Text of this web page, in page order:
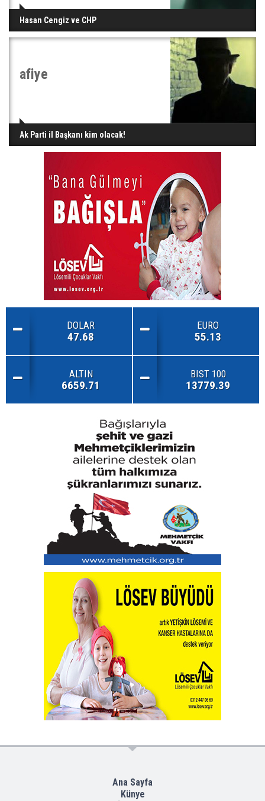
Hasan Cengiz ve CHP
afiye
Ak Parti il Başkanı kim olacak!
DOLAR
47.68
EURO
55.13
ALTIN
6659.71
BIST 100
13779.39
Ana Sayfa
Künye